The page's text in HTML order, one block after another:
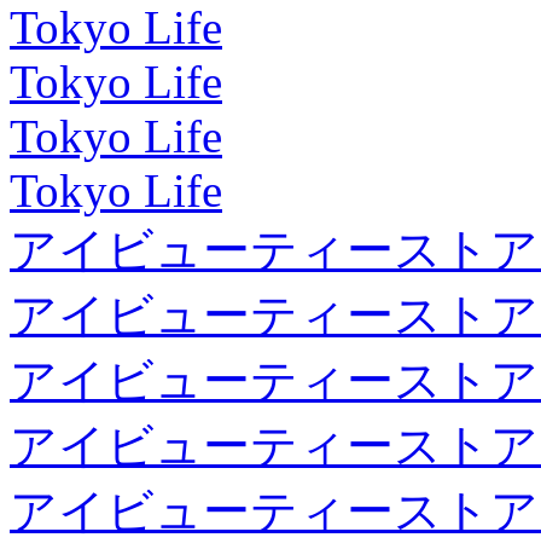
Tokyo Life
Tokyo Life
Tokyo Life
Tokyo Life
アイビューティースト
アイビューティースト
アイビューティースト
アイビューティースト
アイビューティースト